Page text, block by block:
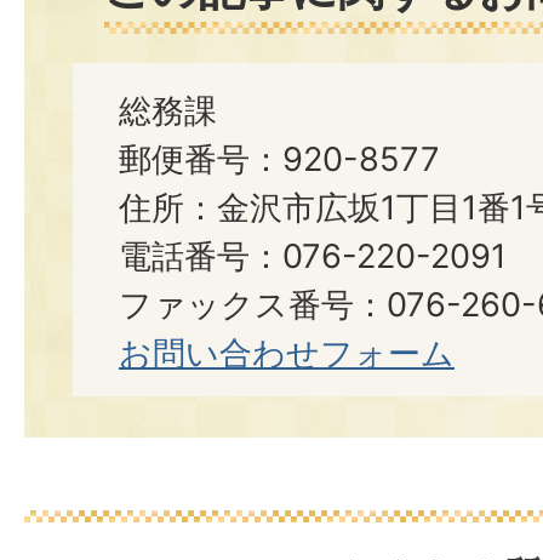
総務課
郵便番号：920-8577
住所：金沢市広坂1丁目1番1
電話番号：076-220-2091
ファックス番号：076-
お問い合わせフォーム